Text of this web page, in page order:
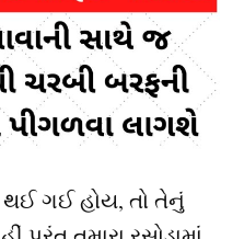
થઈ ગઈ હોય, તો તેનું